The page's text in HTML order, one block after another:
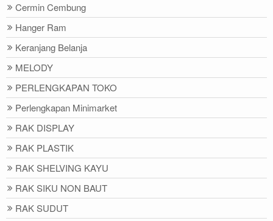
Cermin Cembung
Hanger Ram
Keranjang Belanja
MELODY
PERLENGKAPAN TOKO
Perlengkapan Minimarket
RAK DISPLAY
RAK PLASTIK
RAK SHELVING KAYU
RAK SIKU NON BAUT
RAK SUDUT